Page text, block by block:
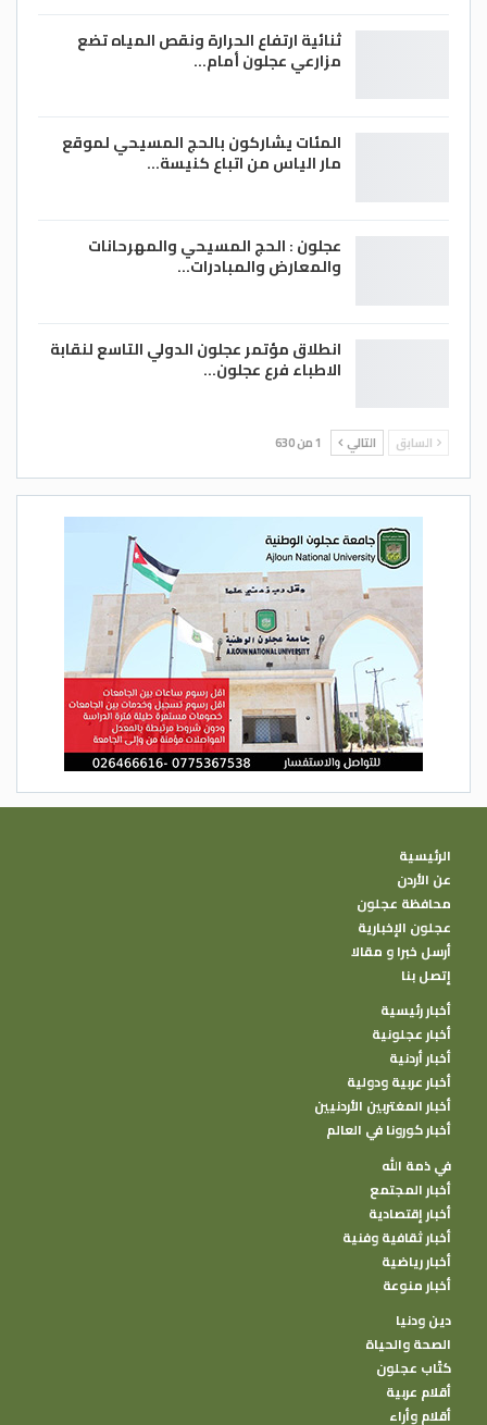
ثنائية ارتفاع الحرارة ونقص المياه تضع
مزارعي عجلون أمام…
المئات يشاركون بالحج المسيحي لموقع
مار الياس من اتباع كنيسة…
عجلون : الحج المسيحي والمهرحانات
والمعارض والمبادرات…
انطلاق مؤتمر عجلون الدولي التاسع لنقابة
الاطباء فرع عجلون…
السابق التالي 1 من 630
الرئيسية
عن الأردن
محافظة عجلون
عجلون الإخبارية
أرسل خبرا و مقالا
إتصل بنا
أخبار رئيسية
أخبار عجلونية
أخبار أردنية
أخبار عربية ودولية
أخبار المغتربين الأردنيين
أخبار كورونا في العالم
في ذمة الله
أخبار المجتمع
أخبار إقتصادية
أخبار ثقافية وفنية
أخبار رياضية
أخبار منوعة
دين ودنيا
الصحة والحياة
كتًاب عجلون
أقلام عربية
أقلام وأراء